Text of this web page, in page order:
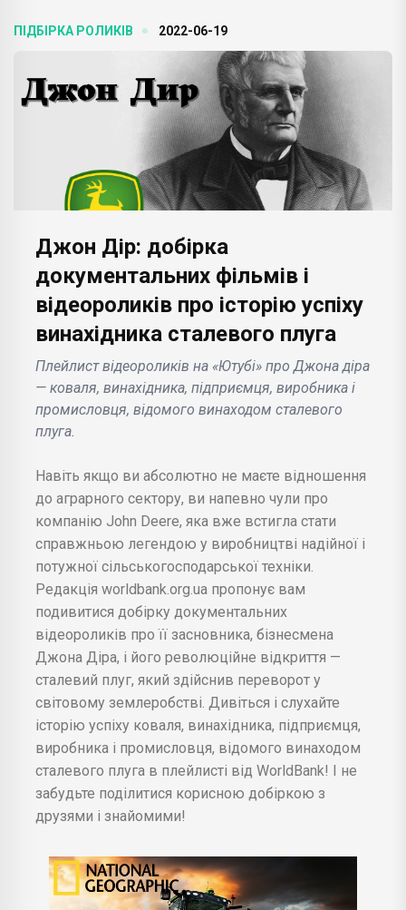
ПІДБІРКА РОЛИКІВ 2022-06-19
Джон Дір: добірка
документальних фільмів і
відеороликів про історію успіху
винахідника сталевого плуга
Плейлист відеороликів на «Ютубі» про Джона діра
— коваля, винахідника, підприємця, виробника і
промисловця, відомого винаходом сталевого
плуга.
Навіть якщо ви абсолютно не маєте відношення
до аграрного сектору, ви напевно чули про
компанію John Deere, яка вже встигла стати
справжньою легендою у виробництві надійної і
потужної сільськогосподарської техніки.
Редакція worldbank.org.ua пропонує вам
подивитися добірку документальних
відеороликів про її засновника, бізнесмена
Джона Діра, і його революційне відкриття —
сталевий плуг, який здійснив переворот у
світовому землеробстві. Дивіться і слухайте
історію успіху коваля, винахідника, підприємця,
виробника і промисловця, відомого винаходом
сталевого плуга в плейлисті від WorldBank! І не
забудьте поділитися корисною добіркою з
друзями і знайомими!